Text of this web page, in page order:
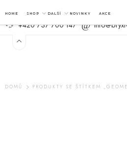
ŠPERKY S
+420 737 700 147
HOME SHOP DALŠÍ NOVINKY AKCE
DOMŮ PRODUKTY SE ŠTÍTKEM